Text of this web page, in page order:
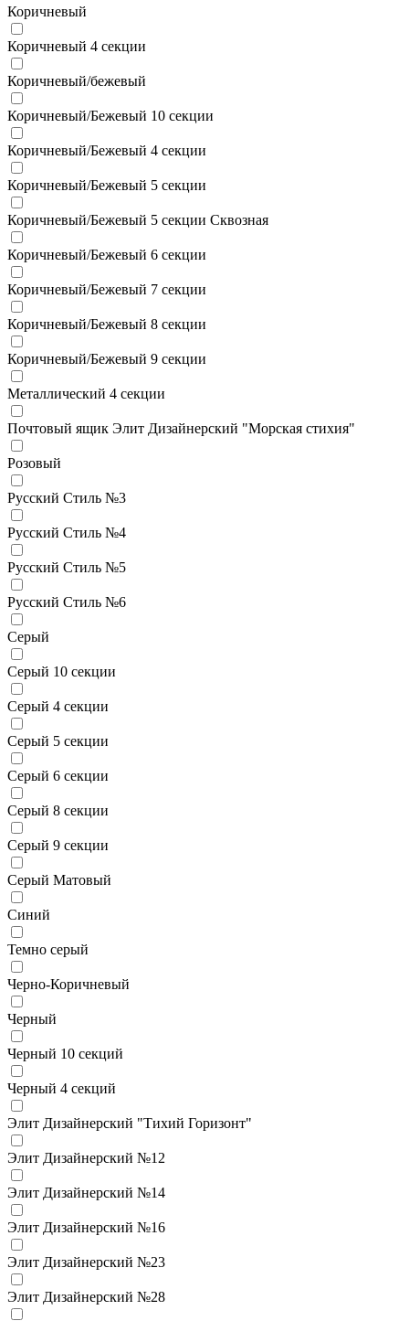
Коричневый
Коричневый 4 секции
Коричневый/бежевый
Коричневый/Бежевый 10 секции
Коричневый/Бежевый 4 секции
Коричневый/Бежевый 5 секции
Коричневый/Бежевый 5 секции Сквозная
Коричневый/Бежевый 6 секции
Коричневый/Бежевый 7 секции
Коричневый/Бежевый 8 секции
Коричневый/Бежевый 9 секции
Металлический 4 секции
Почтовый ящик Элит Дизайнерский "Морская стихия"
Розовый
Русский Стиль №3
Русский Стиль №4
Русский Стиль №5
Русский Стиль №6
Серый
Серый 10 секции
Серый 4 секции
Серый 5 секции
Серый 6 секции
Серый 8 секции
Серый 9 секции
Серый Матовый
Синий
Темно серый
Черно-Коричневый
Черный
Черный 10 секций
Черный 4 секций
Элит Дизайнерский "Тихий Горизонт"
Элит Дизайнерский №12
Элит Дизайнерский №14
Элит Дизайнерский №16
Элит Дизайнерский №23
Элит Дизайнерский №28